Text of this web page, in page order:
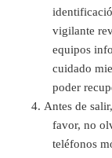
vigilante
equipos
cuidado
poder
Antes de
favor, no
teléfonos